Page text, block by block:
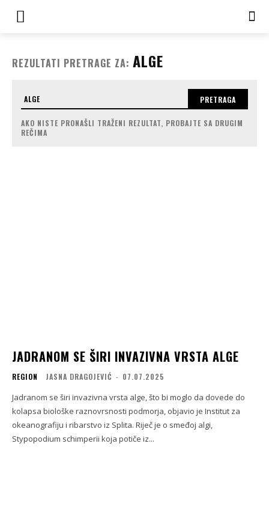
REZULTATI PRETRAGE ZA: ALGE
PRETRAGA
AKO NISTE PRONAŠLI TRAŽENI REZULTAT, PROBAJTE SA DRUGIM
REČIMA
JADRANOM SE ŠIRI INVAZIVNA VRSTA ALGE
REGION JASNA DRAGOJEVIĆ - 07.07.2025
Jadranom se širi invazivna vrsta alge, što bi moglo da dovede do
kolapsa biološke raznovrsnosti podmorja, objavio je Institut za
okeanografiju i ribarstvo iz Splita. Riječ je o smeđoj algi,
Stypopodium schimperii koja potiče iz...